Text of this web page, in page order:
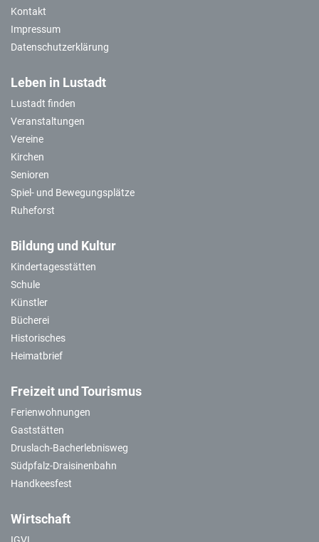
Kontakt
Impressum
Datenschutzerklärung
Leben in Lustadt
Lustadt finden
Veranstaltungen
Vereine
Kirchen
Senioren
Spiel- und Bewegungsplätze
Ruheforst
Bildung und Kultur
Kindertagesstätten
Schule
Künstler
Bücherei
Historisches
Heimatbrief
Freizeit und Tourismus
Ferienwohnungen
Gaststätten
Druslach-Bacherlebnisweg
Südpfalz-Draisinenbahn
Handkeesfest
Wirtschaft